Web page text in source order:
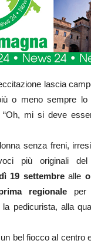
lascia
o meno sempre
mi si deve
senza freni,
più originali del
19 settembrealle
regionale
la pedicurista, alla
bel fiocco al centro